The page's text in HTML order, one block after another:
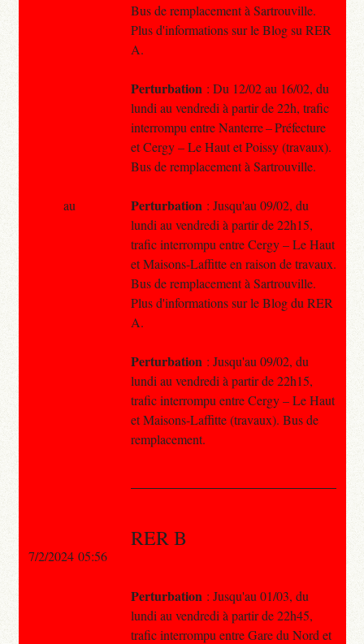
Bus de remplacement à Sartrouville.
Plus d'informations sur le Blog su RER
A.
Perturbation : Du 12/02 au 16/02, du
lundi au vendredi à partir de 22h, trafic
interrompu entre Nanterre – Préfecture
et Cergy – Le Haut et Poissy (travaux).
Bus de remplacement à Sartrouville.
Perturbation : Jusqu'au 09/02, du
lundi au vendredi à partir de 22h15,
trafic interrompu entre Cergy – Le Haut
et Maisons-Laffitte en raison de travaux.
Bus de remplacement à Sartrouville.
Plus d'informations sur le Blog du RER
A.
Perturbation : Jusqu'au 09/02, du
lundi au vendredi à partir de 22h15,
trafic interrompu entre Cergy – Le Haut
et Maisons-Laffitte (travaux). Bus de
remplacement.
RER B
Perturbation : Jusqu'au 01/03, du
lundi au vendredi à partir de 22h45,
trafic interrompu entre Gare du Nord et
au
7/2/2024 05:56